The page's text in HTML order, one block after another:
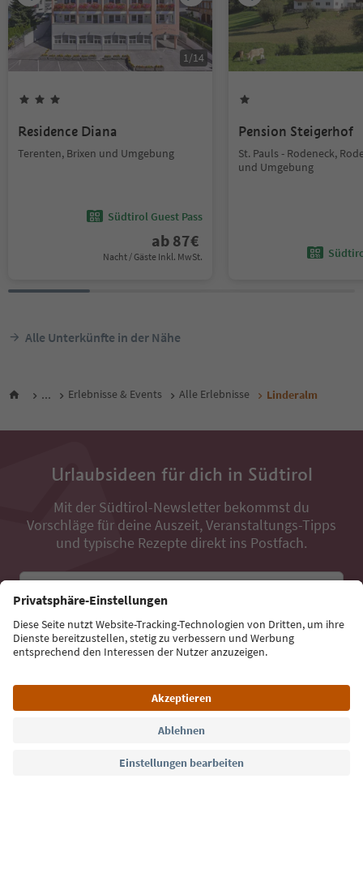
1/14
Residence Diana
Terenten, Brixen und Umgebung
Südtirol Guest Pass
ab 87€
Nacht / Gäste Inkl. MwSt.
Pension Steigerhof
St. Pauls - Rodeneck,
und Umgebung
Alle Unterkünfte in der Nähe
... Erlebnisse & Events Alle Erlebnisse Linderalm
Urlaubsideen für dich in Südtirol
Mit der Südtirol-Newsletter bekommst du
Vorschläge für deine Auszeit, Veranstaltungs-Tipps
und typische Rezepte direkt ins Postfach.
Jetzt anmelden